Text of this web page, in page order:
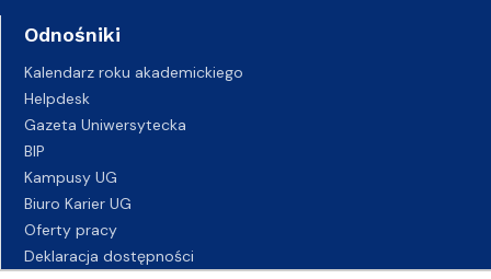
Odnośniki
Kalendarz roku akademickiego
Helpdesk
Gazeta Uniwersytecka
BIP
Kampusy UG
Biuro Karier UG
Oferty pracy
Deklaracja dostępności